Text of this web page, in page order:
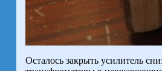
Осталось закрыть усилитель